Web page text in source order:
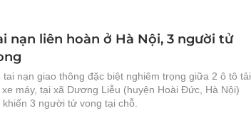
nạn liên hoàn ở Hà Nội, 3 người tử
tai nạn giao thông đặc biệt nghiêm trọng giữa 2 ô tô tải
xe máy, tại xã Dương Liễu (huyện Hoài Đức, Hà Nội)
khiến 3 người tử vong tại chỗ.